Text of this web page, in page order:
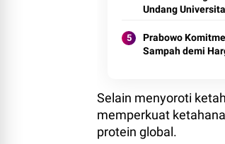
Undang
Prabowo
Sampah demi
Selain menyoroti
memperkuat
protein global.